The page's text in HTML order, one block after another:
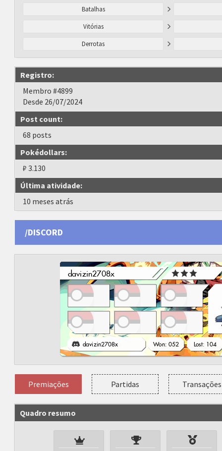
Batalhas
Vitórias
Derrotas
Registro:
Membro #4899
Desde 26/07/2024
Post count:
68 posts
Pokédollars:
₽ 3.130
Última atividade:
10 meses atrás
/DISCORD
Premiações Partidas Transações
Quadro resumo